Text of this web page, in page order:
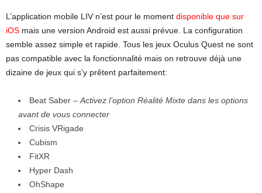
L’application mobile LIV n’est pour le moment disponible que sur
iOS mais une version Android est aussi prévue. La configuration
semble assez simple et rapide. Tous les jeux Oculus Quest ne sont
pas compatible avec la fonctionnalité mais on retrouve déjà une
dizaine de jeux qui s’y prêtent parfaitement:
Beat Saber – Activez l’option Réalité Mixte dans les options
avant de vous connecter
Crisis VRigade
Cubism
FitXR
Hyper Dash
OhShape